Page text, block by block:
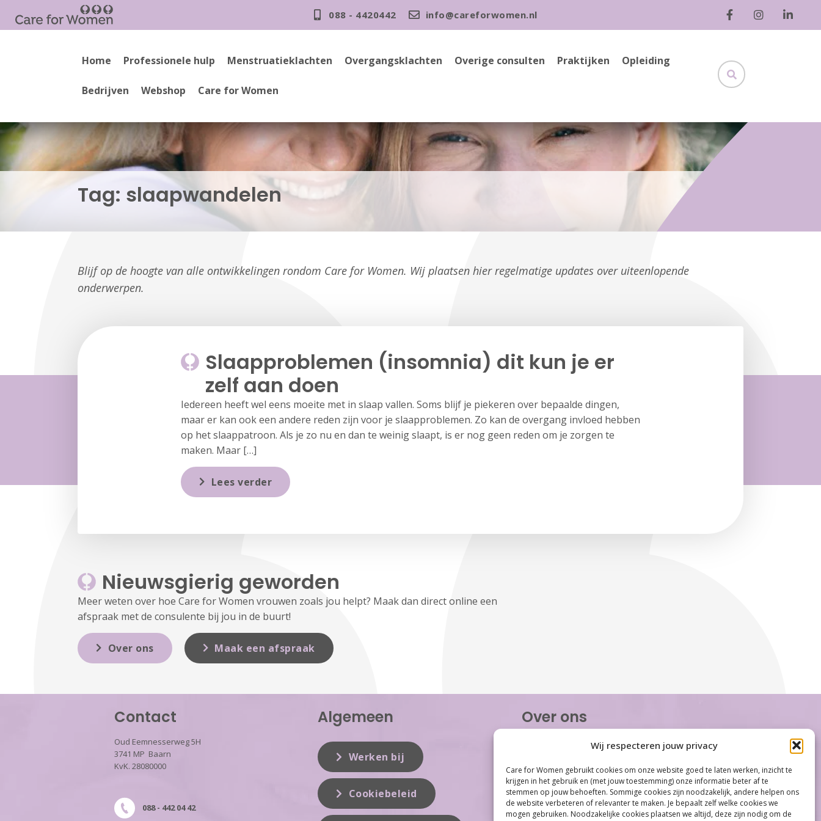
Wij respecteren jouw privacy
Care for Women gebruikt cookies om onze website goed te laten werken, inzicht te
krijgen in het gebruik en (met jouw toestemming) onze informatie beter af te
stemmen op jouw behoeften. Sommige cookies zijn noodzakelijk, andere helpen ons
de website verbeteren of relevanter te maken. Je bepaalt zelf welke cookies we
mogen gebruiken. Noodzakelijke cookies plaatsen we altijd, deze zijn nodig om de
088 - 4420442 info@careforwomen.nl
Home Professionele hulp Menstruatieklachten Overgangsklachten Overige consulten Praktijken Opleiding
Bedrijven Webshop Care for Women
Tag: slaapwandelen
Blijf op de hoogte van alle ontwikkelingen rondom Care for Women. Wij plaatsen hier regelmatige updates over uiteenlopende
onderwerpen.
Slaapproblemen (insomnia) dit kun je er
zelf aan doen
Iedereen heeft wel eens moeite met in slaap vallen. Soms blijf je piekeren over bepaalde dingen,
maar er kan ook een andere reden zijn voor je slaapproblemen. Zo kan de overgang invloed hebben
op het slaappatroon. Als je zo nu en dan te weinig slaapt, is er nog geen reden om je zorgen te
maken. Maar […]
Lees verder
Nieuwsgierig geworden
Meer weten over hoe Care for Women vrouwen zoals jou helpt? Maak dan direct online een
afspraak met de consulente bij jou in de buurt!
Over ons Maak een afspraak
Contact
Oud Eemnesserweg 5H
3741 MP Baarn
KvK. 28080000
088 - 442 04 42
Algemeen
Werken bij
Cookiebeleid
Over ons
Care for Women is de eerste organisatie die zich
inzet op het gebied van hormonale problemen bij
vrouwen. Met ruim 100 locaties behoort Care for
Women tot één van de grootste organisaties op
dit vakgebied...